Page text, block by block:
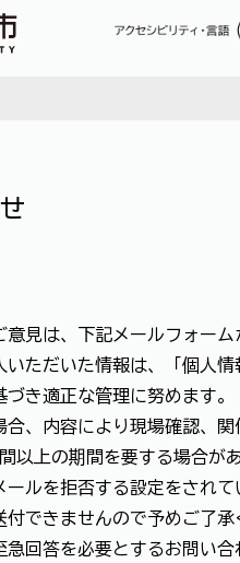
意見は、下記メールフォーム
いただいた情報は、「個人情
き適正な管理に努めます。
合、内容により現場確認、関
以上の期間を要する場合が
ールを拒否する設定をされて
できませんので予めご了承
急回答を必要とするお問い合